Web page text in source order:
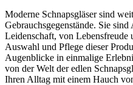
Moderne Schnapsgläser sind
Gebrauchsgegenstände. Sie
Leidenschaft, von Lebensfreude
Auswahl und Pflege dieser
Augenblicke in einmalige
von der Welt der edlen
Ihren Alltag mit einem Hauch